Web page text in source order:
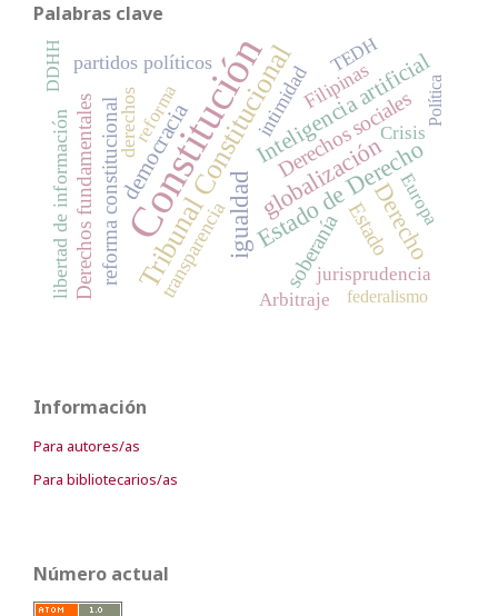
Palabras clave
Constitución
Tribunal Constitucional
igualdadEstado de Derecho
globalizaciónDerecho
democracia Inteligencia artificial
Derechos sociales
Estado
reforma constitucional soberanía
Derechos fundamentales transparencia
intimidad
libertad de información
Filipinas
derechos
partidos políticos
Crisis
jurisprudencia
reforma
TEDH
Europa
Arbitraje federalismo
Política
DDHH
Información
Para autores/as
Para bibliotecarios/as
Número actual